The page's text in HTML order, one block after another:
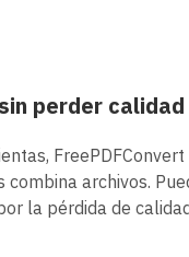
perder calidad
archivos.
la pérdida de